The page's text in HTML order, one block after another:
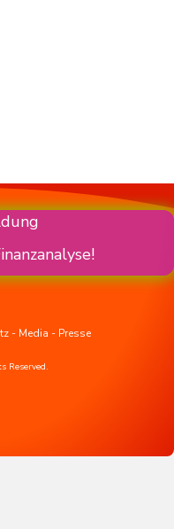
- Media - Presse
Reserved.